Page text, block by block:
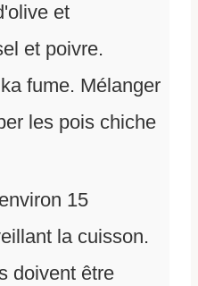
et
et poivre.
fume. Mélanger
les pois chiche
15
la cuisson.
doivent être